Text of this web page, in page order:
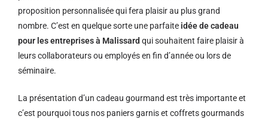
proposition personnalisée qui fera plaisir au plus grand
nombre. C’est en quelque sorte une parfaite idée de cadeau
pour les entreprises à Malissard qui souhaitent faire plaisir à
leurs collaborateurs ou employés en fin d’année ou lors de
séminaire.
La présentation d’un cadeau gourmand est très importante et
c’est pourquoi tous nos paniers garnis et coffrets gourmands